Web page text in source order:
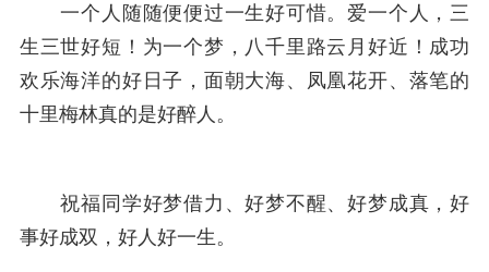
一个人随随便便过一生好可惜。爱一个人，三
生三世好短！为一个梦，八千里路云月好近！成功
欢乐海洋的好日子，面朝大海、凤凰花开、落笔的
十里梅林真的是好醉人。
祝福同学好梦借力、好梦不醒、好梦成真，好
事好成双，好人好一生。